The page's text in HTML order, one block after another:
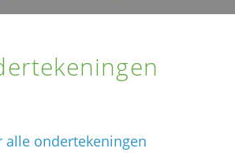
alle ondertekeningen